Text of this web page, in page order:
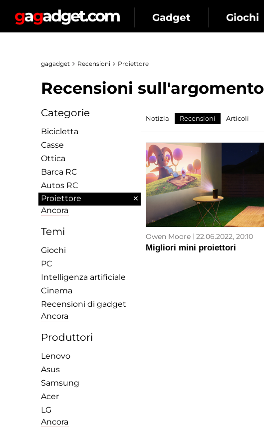
Gadget Giochi
gagadget Recensioni Proiettore
Recensioni
Notizia Recensioni Articoli
Owen Moore 22.06.2022, 20:10
Migliori mini proiettori
Categorie
Bicicletta
Сasse
Ottica
Barca RC
Autos RC
Proiettore
×
Ancora
Temi
Giochi
PC
Intelligenza artificiale
Cinema
Recensioni di gadget
Ancora
Produttori
Lenovo
Asus
Samsung
Acer
LG
Ancora